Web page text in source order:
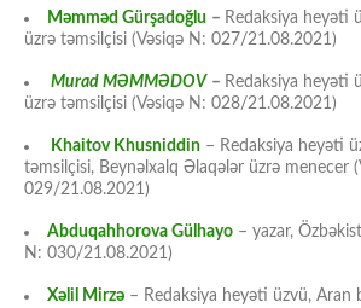
Məmməd Gürşadoğlu – Redaksiya heyəti
üzrə təmsilçisi (Vəsiqə N: 027/21.08.2021)
Murad MƏMMƏDOV – Redaksiya heyəti
üzrə təmsilçisi (Vəsiqə N: 028/21.08.2021)
Khaitov Khusniddin – Redaksiya heyəti
təmsilçisi, Beynəlxalq Əlaqələr üzrə menecer
029/21.08.2021)
Abduqahhorova Gülhayo – yazar,
N: 030/21.08.2021)
Xəlil Mirzə – Redaksiya heyəti üzvü, Aran